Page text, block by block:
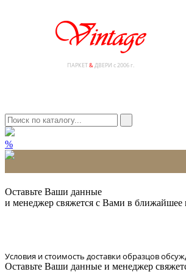
ПАРКЕТ&ДВЕРИ с 2006 г.
%
Оставьте Ваши данные
и менеджер свяжется с Вами в ближайшее
Условия и стоимость доставки образцов
Оставьте Ваши данные и менеджер